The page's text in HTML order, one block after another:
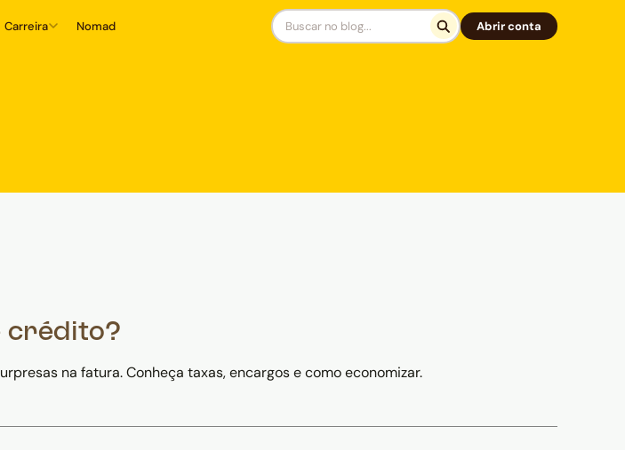
Carreira Nomad Abrir conta
crédito?
na fatura. Conheça taxas, encargos e como economizar.